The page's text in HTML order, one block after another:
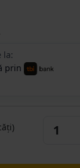
la:
prin